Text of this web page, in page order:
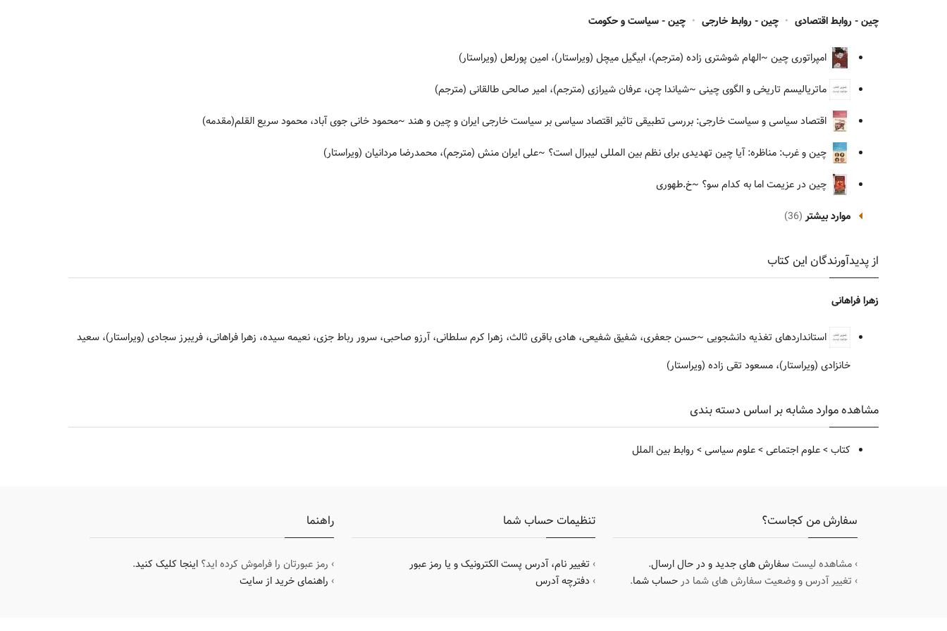
چین - روابط اقتصادی • چین - روابط خارجی • چین - سیاست و حکومت
امپراتوری چین ~الهام شوشتری زاده (مترجم)، ابیگیل میچل (ویراستار)، امین پورلعل (ویراستار)
ماتریالیسم تاریخی و الگوی چینی ~شیاندا چن، عرفان شیرازی (مترجم)، امیر صالحی طالقانی (مترجم)
اقتصاد سیاسی و سیاست خارجی: بررسی تطبیقی تاثیر اقتصاد سیاسی بر سیاست خارجی ایران و چین و هند ~محمود خانی جوی آباد، محمود سریع القلم(مقدمه)
چین و غرب: مناظره: آیا چین تهدیدی برای نظم بین المللی لیبرال است؟ ~علی ایران منش (مترجم)، محمدرضا مردانیان (ویراستار)
چین در عزیمت اما به کدام سو؟ ~خ.طهوری
موارد بیشتر (36)
از پدیدآورندگان این کتاب
زهرا فراهانی
استانداردهای تغذیه دانشجویی ~حسن جعفری، شفیق شفیعی، هادی باقری ثالث، زهرا کرم سلطانی، آرزو صاحبی، سرور رباط جزی، نعیمه سیده، زهرا فراهانی، فریبرز سجادی (ویراستار)، سعید
خانزادی (ویراستار)، مسعود تقی زاده (ویراستار)
مشاهده موارد مشابه بر اساس دسته بندی
کتاب >علوم اجتماعی >علوم سیاسی > روابط بین الملل
سفارش من کجاست؟
› مشاهده لیستسفارش های جدید و در حال ارسال.
› تغییر آدرس و وضعیت سفارش های شما درحساب شما.
تنظیمات حساب شما
› تغییر نام، آدرس پست الکترونیک و یا رمز عبور
› دفترچه آدرس
راهنما
› رمز عبورتان را فراموش کرده اید؟اینجا کلیک کنید.
› راهنمای خرید از سایت